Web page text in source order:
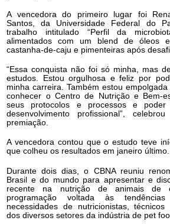
A vencedora do primeiro lugar foi
Santos, da Universidade Federal do
trabalho intitulado “Perfil da
alimentados com um blend de óleos
castanha-de-caju e pimenteiras após
“Essa conquista não foi só minha, mas
estudos. Estou orgulhosa e feliz por
minha carreira. Também estou
conhecer o Centro de Nutrição e Bem-
seus protocolos e processos e
desenvolvimento profissional”,
premiação.
A vencedora contou que o estudo teve
que colheu os resultados em janeiro último.
Durante dois dias, o CBNA reuniu
Brasil e do mundo para apresentar e
recente na nutrição de animais de
programação voltada às
necessidades de nutricionistas, técnicos
dos diversos setores da indústria de pet